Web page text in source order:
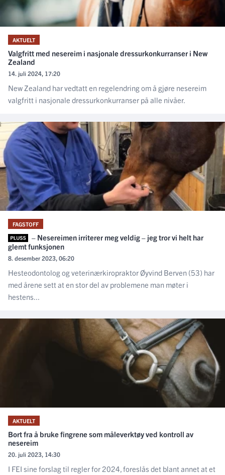
AKTUELT
Valgfritt med nesereim i nasjonale dressurkonkurranser i New
Zealand
14. juli 2024, 17:20
New Zealand har vedtatt en regelendring om å gjøre nesereim
valgfritt i nasjonale dressurkonkurranser på alle nivåer.
FAGSTOFF
– Nesereimen irriterer meg veldig – jeg tror vi helt har
glemt funksjonen
8. desember 2023, 06:20
Hesteodontolog og veterinærkiropraktor Øyvind Berven (53) har
med årene sett at en stor del av problemene man møter i
hestens...
AKTUELT
Bort fra å bruke fingrene som måleverktøy ved kontroll av
nesereim
20. juli 2023, 14:30
I FEI sine forslag til regler for 2024, foreslås det blant annet at et